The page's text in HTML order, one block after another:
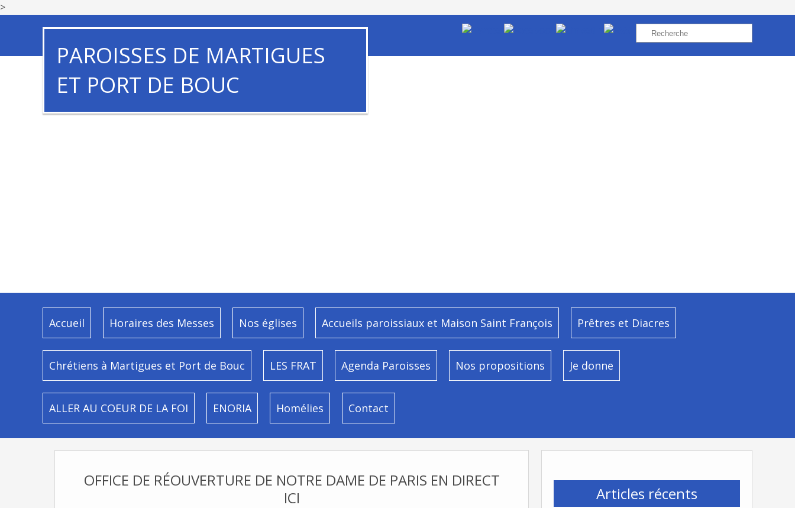
>
PAROISSES DE MARTIGUES
ET PORT DE BOUC
Accueil Horaires des Messes Nos églises Accueils paroissiaux et Maison Saint François Prêtres et Diacres
Chrétiens à Martigues et Port de Bouc LES FRAT Agenda Paroisses Nos propositions Je donne
ALLER AU COEUR DE LA FOI ENORIA Homélies Contact
Articles récents
OFFICE DE RÉOUVERTURE DE NOTRE DAME DE PARIS EN DIRECT
ICI